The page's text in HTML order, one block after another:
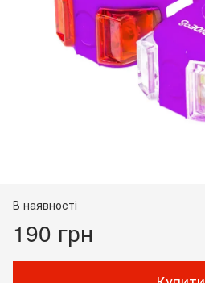
В наявності
190 грн